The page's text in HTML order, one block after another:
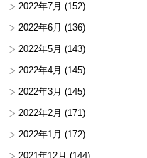
2022年7月 (152)
2022年6月 (136)
2022年5月 (143)
2022年4月 (145)
2022年3月 (145)
2022年2月 (171)
2022年1月 (172)
2021年12月 (144)